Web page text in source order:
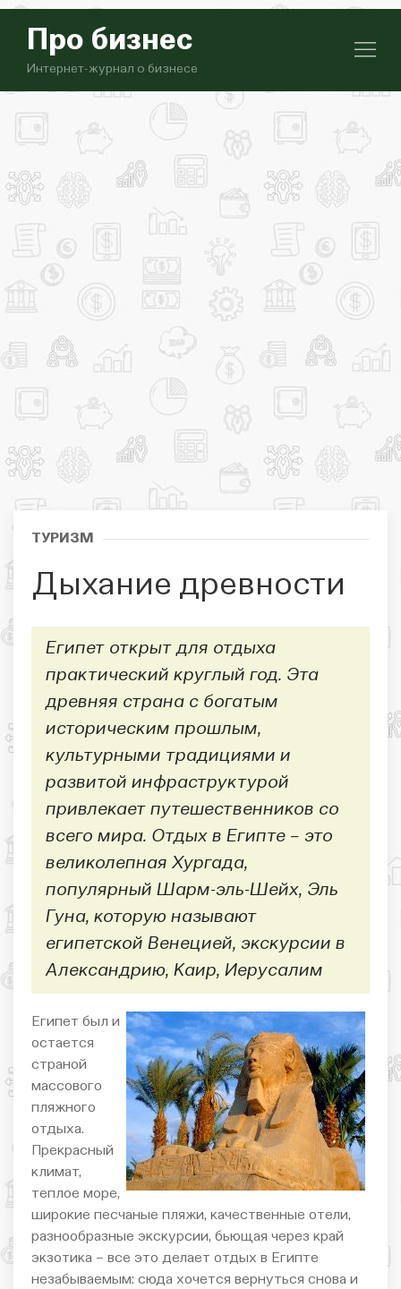
Про бизнес
Интернет-журнал о бизнесе
ТУРИЗМ
Дыхание древности
Египет открыт для отдыха
практический круглый год. Эта
древняя страна с богатым
историческим прошлым,
культурными традициями и
развитой инфраструктурой
привлекает путешественников со
всего мира. Отдых в Египте – это
великолепная Хургада,
популярный Шарм-эль-Шейх, Эль
Гуна, которую называют
египетской Венецией, экскурсии в
Александрию, Каир, Иерусалим
Египет был и
остается
страной
массового
пляжного
отдыха.
Прекрасный
климат,
теплое море,
широкие песчаные пляжи, качественные отели,
разнообразные экскурсии, бьющая через край
экзотика – все это делает отдых в Египте
незабываемым: сюда хочется вернуться снова и